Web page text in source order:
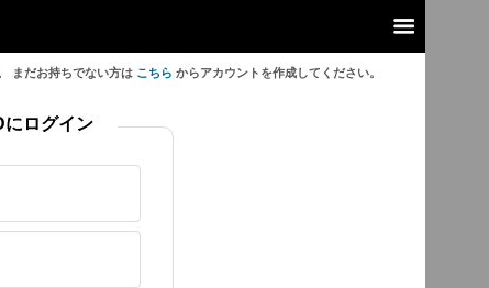
まだお持ちでない方は こちら からアカウントを作成してください。
にログイン